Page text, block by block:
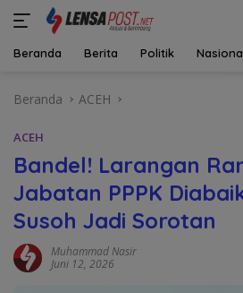
Beranda Berita Politik
Beranda ACEH
ACEH
Bandel! Larangan
Jabatan PPPK
Susoh Jadi Sorotan
Muhammad Nasir
Juni 12, 2026